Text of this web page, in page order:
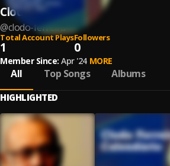
Clodo Ferreira
@clodo-ferreira
Total Account Plays
1
Followers
0
Member Since: Apr '24 MORE
All Top Songs Albums
HIGHLIGHTED